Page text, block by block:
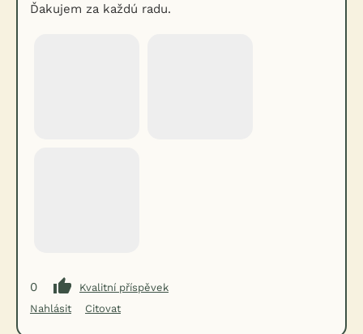
Ďakujem za každú radu.
0
Kvalitní příspěvek
Nahlásit
Citovat